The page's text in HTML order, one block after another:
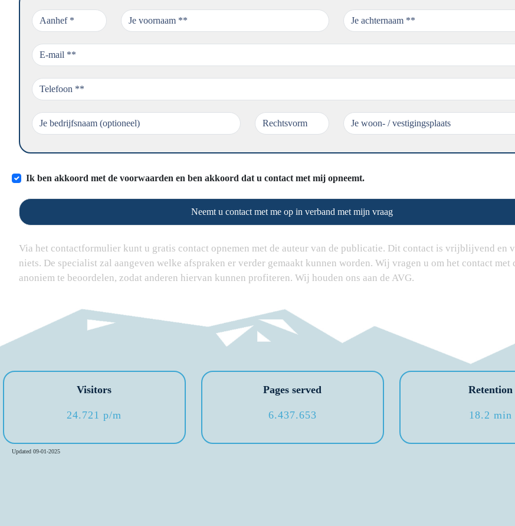
Ik ben akkoord met de voorwaarden en ben akkoord dat u contact met mij opneemt.
Neemt u contact met me op in verband met mijn vraag
Via het contactformulier kunt u gratis contact opnemen met de auteur van de publicatie. Dit contact is vrijblijvend en
niets. De specialist zal aangeven welke afspraken er verder gemaakt kunnen worden. Wij vragen u om het contact met
anoniem te beoordelen, zodat anderen hiervan kunnen profiteren. Wij houden ons aan de AVG.
Visitors
24.721 p/m
Pages served
6.437.653
Retention
18.2 min
Updated 09-01-2025